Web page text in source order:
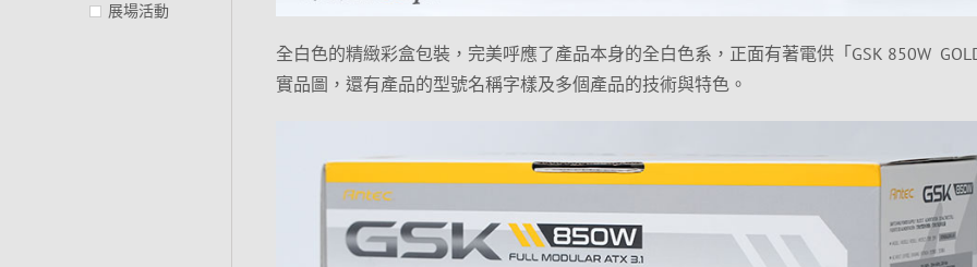
全白色的精緻彩盒包裝，完美呼應了產品本身的全白色系，正面有著電供「GSK 850W
實品圖，還有產品的型號名稱字樣及多個產品的技術與特色。
展場活動